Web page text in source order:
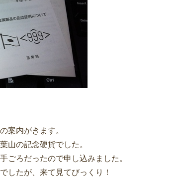
案内がきます。
山の記念硬貨でした。
ごろだったので申し込みました。
したが、来て見てびっくり！